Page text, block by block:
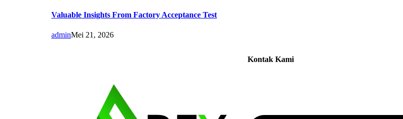
Valuable Insights From Factory Acceptance Test
adminMei 21, 2026
Kontak Kami